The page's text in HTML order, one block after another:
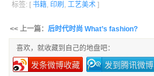
标签: [ 书籍, 印刷 , 工艺美术 ]
<< 上一篇： 后时代时尚 What’s fashion?
喜欢，就收藏到自己的地盘吧：
发条微博收藏 发到腾讯微博